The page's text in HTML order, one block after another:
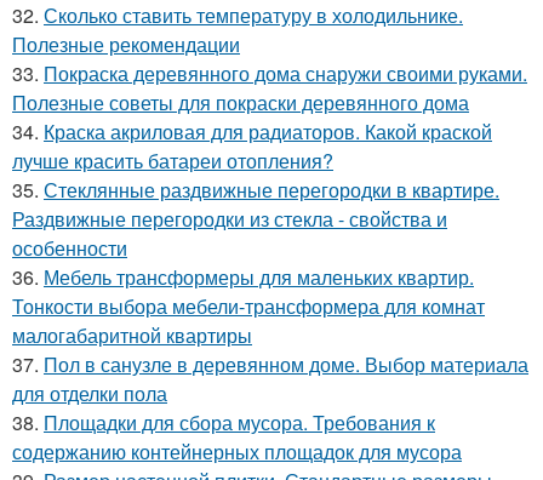
32. Сколько ставить температуру в холодильнике.
Полезные рекомендации
33. Покраска деревянного дома снаружи своими руками.
Полезные советы для покраски деревянного дома
34. Краска акриловая для радиаторов. Какой краской
лучше красить батареи отопления?
35. Стеклянные раздвижные перегородки в квартире.
Раздвижные перегородки из стекла - свойства и
особенности
36. Мебель трансформеры для маленьких квартир.
Тонкости выбора мебели-трансформера для комнат
малогабаритной квартиры
37. Пол в санузле в деревянном доме. Выбор материала
для отделки пола
38. Площадки для сбора мусора. Требования к
содержанию контейнерных площадок для мусора